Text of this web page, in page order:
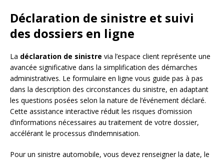
Déclaration de sinistre et suivi
des dossiers en ligne
La déclaration de sinistre via l’espace client représente une
avancée significative dans la simplification des démarches
administratives. Le formulaire en ligne vous guide pas à pas
dans la description des circonstances du sinistre, en adaptant
les questions posées selon la nature de l’événement déclaré.
Cette assistance interactive réduit les risques d’omission
d’informations nécessaires au traitement de votre dossier,
accélérant le processus d’indemnisation.
Pour un sinistre automobile, vous devez renseigner la date, le